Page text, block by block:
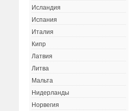
Исландия
Испания
Италия
Кипр
Латвия
Литва
Мальта
Нидерланды
Норвегия